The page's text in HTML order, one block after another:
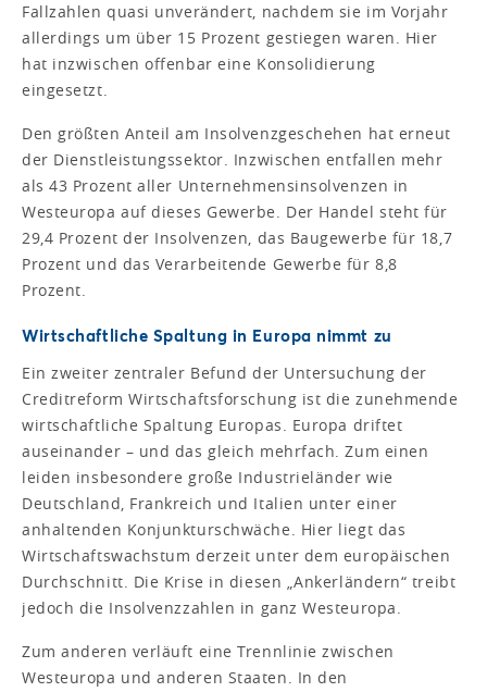
Fallzahlen quasi unverändert, nachdem sie im Vorjahr
allerdings um über 15 Prozent gestiegen waren. Hier
hat inzwischen offenbar eine Konsolidierung
eingesetzt.
Den größten Anteil am Insolvenzgeschehen hat erneut
der Dienstleistungssektor. Inzwischen entfallen mehr
als 43 Prozent aller Unternehmensinsolvenzen in
Westeuropa auf dieses Gewerbe. Der Handel steht für
29,4 Prozent der Insolvenzen, das Baugewerbe für 18,7
Prozent und das Verarbeitende Gewerbe für 8,8
Prozent.
Wirtschaftliche Spaltung in Europa nimmt zu
Ein zweiter zentraler Befund der Untersuchung der
Creditreform Wirtschaftsforschung ist die zunehmende
wirtschaftliche Spaltung Europas. Europa driftet
auseinander – und das gleich mehrfach. Zum einen
leiden insbesondere große Industrieländer wie
Deutschland, Frankreich und Italien unter einer
anhaltenden Konjunkturschwäche. Hier liegt das
Wirtschaftswachstum derzeit unter dem europäischen
Durchschnitt. Die Krise in diesen „Ankerländern“ treibt
jedoch die Insolvenzzahlen in ganz Westeuropa.
Zum anderen verläuft eine Trennlinie zwischen
Westeuropa und anderen Staaten. In den